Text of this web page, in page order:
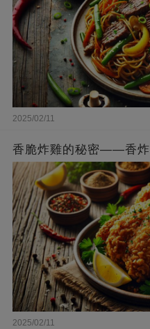
2025/02/11
香脆炸雞的秘密——香炸
2025/02/11